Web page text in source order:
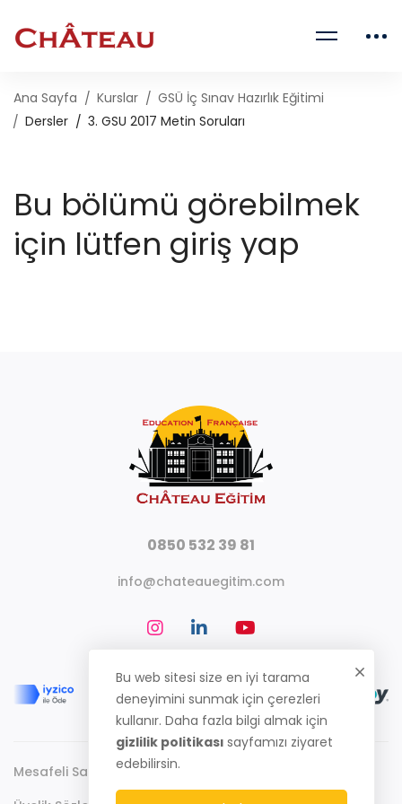
Ana Sayfa Kurslar
GSÜ İç Sınav Hazırlık Eğitimi
Dersler
3. GSU 2017 Metin Soruları
Bu bölümü görebilmek
için lütfen giriş yap
0850 532 39 81
info@chateauegitim.com
Mesafeli Satış Sözleşmesi
Bu web sitesi size en iyi tarama
deneyimini sunmak için çerezleri
kullanır. Daha fazla bilgi almak için
gizlilik politikası sayfamızı ziyaret
edebilirsin.